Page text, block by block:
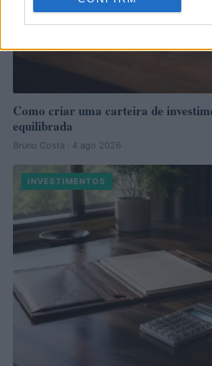
Como criar uma carteira de
equilibrada
Bruno Costa · 4 ago 2026
INVESTIMENTOS